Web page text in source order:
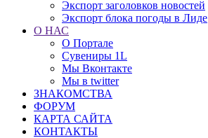
Экспорт заголовков новостей
Экспорт блока погоды в Лиде
О НАС
О Портале
Сувениры 1L
Мы Вконтакте
Мы в twitter
ЗНАКОМСТВА
ФОРУМ
КАРТА САЙТА
КОНТАКТЫ